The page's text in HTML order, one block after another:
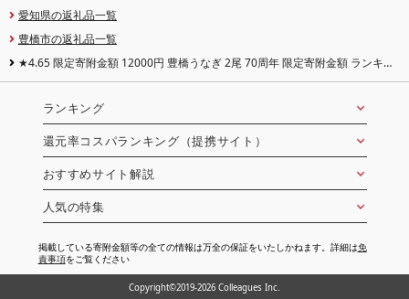
愛知県の返礼品一覧
豊橋市の返礼品一覧
★4.65 限定寄附金額 12000円 豊橋うなぎ 2尾 70周年 限定寄附金額 ランキン
ランキング
還元率コスパランキング（提携サイト）
おすすめサイト解説
人気の特集
掲載している寄附金額等の全ての情報は万全の保証をいたしかねます。詳細は免
責事項をご覧ください
Copyright©2019-2026 Colleagues Inc.